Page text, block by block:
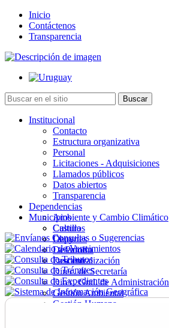
Inicio
Contáctenos
Transparencia
Institucional
Contacto
Estructura organizativa
Personal
Licitaciones - Adquisiciones
Llamados públicos
Datos abiertos
Transparencia
Dependencias
Ambiente y Cambio Climático
Cultura
Deportes
Desarrollo
Descentralización
Direc. de Secretaría
Direc. Gral. de Administración
Gestión Ambiental
Gestión Humana
Municipios
Castillos
Chuy
La Paloma
Lascano